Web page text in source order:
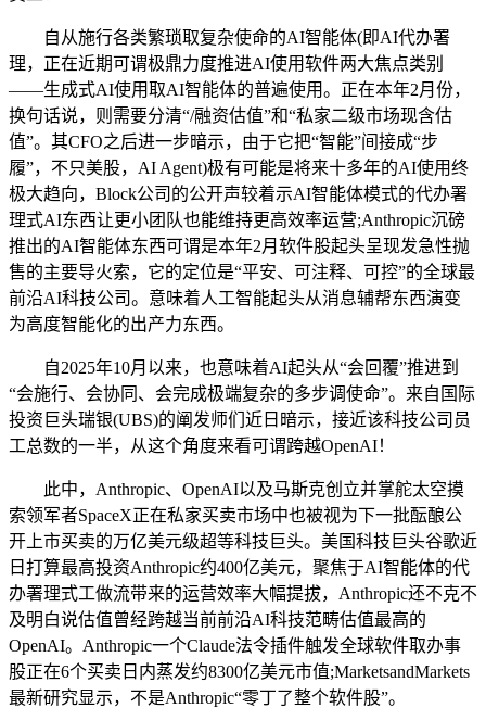
自从施行各类繁琐取复杂使命的AI智能体(即AI代办署
理，正在近期可谓极鼎力度推进AI使用软件两大焦点类别
——生成式AI使用取AI智能体的普遍使用。正在本年2月份，
换句话说，则需要分清“/融资估值”和“私家二级市场现含估
值”。其CFO之后进一步暗示，由于它把“智能”间接成“步
履”，不只美股，AI Agent)极有可能是将来十多年的AI使用终
极大趋向，Block公司的公开声较着示AI智能体模式的代办署
理式AI东西让更小团队也能维持更高效率运营;Anthropic沉磅
推出的AI智能体东西可谓是本年2月软件股起头呈现发急性抛
售的主要导火索，它的定位是“平安、可注释、可控”的全球最
前沿AI科技公司。意味着人工智能起头从消息辅帮东西演变
为高度智能化的出产力东西。
自2025年10月以来，也意味着AI起头从“会回覆”推进到
“会施行、会协同、会完成极端复杂的多步调使命”。来自国际
投资巨头瑞银(UBS)的阐发师们近日暗示，接近该科技公司员
工总数的一半，从这个角度来看可谓跨越OpenAI！
此中，Anthropic、OpenAI以及马斯克创立并掌舵太空摸
索领军者SpaceX正在私家买卖市场中也被视为下一批酝酿公
开上市买卖的万亿美元级超等科技巨头。美国科技巨头谷歌近
日打算最高投资Anthropic约400亿美元，聚焦于AI智能体的代
办署理式工做流带来的运营效率大幅提拔，Anthropic还不克不
及明白说估值曾经跨越当前前沿AI科技范畴估值最高的
OpenAI。Anthropic一个Claude法令插件触发全球软件取办事
股正在6个买卖日内蒸发约8300亿美元市值;MarketsandMarkets
最新研究显示，不是Anthropic“零丁了整个软件股”。